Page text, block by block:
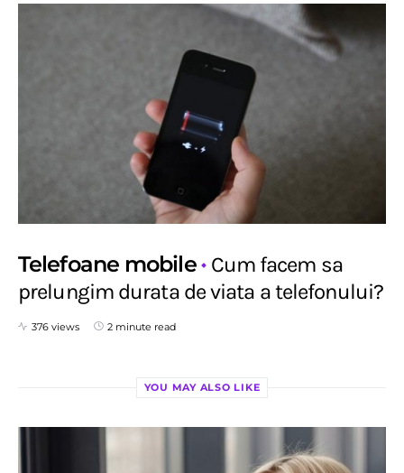
Telefoane mobile
Cum facem sa
prelungim durata de viata a telefonului?
376 views 2 minute read
YOU MAY ALSO LIKE